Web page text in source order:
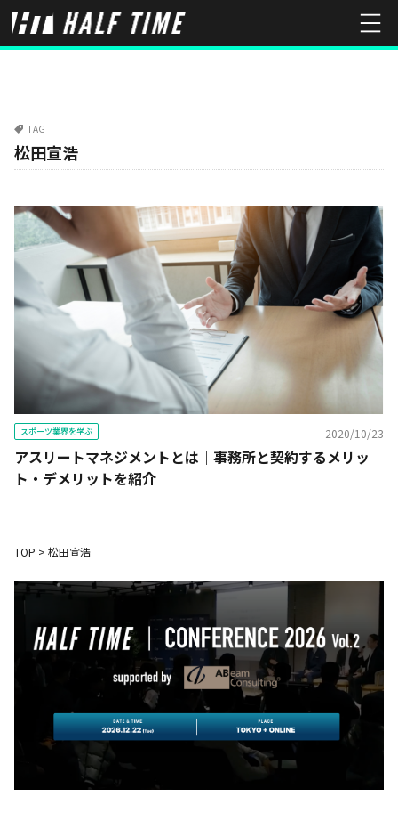
TAG
松田宣浩
スポーツ業界を学ぶ 2020/10/23
アスリートマネジメントとは｜事務所と契約するメリッ
ト・デメリットを紹介
TOP > 松田宣浩